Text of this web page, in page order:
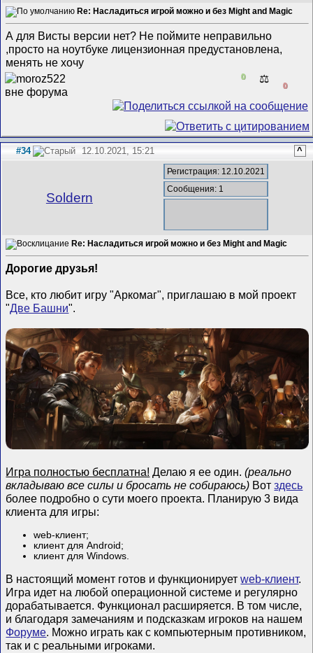
Re: Насладиться игрой можно и без Might and Magic
А для Висты версии нет? Не поймите неправильно
,просто на ноутбуке лицензионная предустановлена,
менять не хочу
0 ⚖️
0
#34 12.10.2021, 15:21 ^
Soldern
Регистрация: 12.10.2021
Сообщения: 1
Re: Насладиться игрой можно и без Might and Magic
Дорогие друзья!
Все, кто любит игру "Аркомаг", приглашаю в мой проект
"Две Башни".
Игра полностью бесплатна! Делаю я ее один.(реально
вкладываю все силы и бросать не собираюсь) Вотздесь
более подробно о сути моего проекта. Планирую 3 вида
клиента для игры:
web-клиент;
клиент для Android;
клиент для Windows.
В настоящий момент готов и функционируетweb-клиент.
Игра идет на любой операционной системе и регулярно
дорабатывается. Функционал расширяется. В том числе,
и благодаря замечаниям и подсказкам игроков на нашем
Форуме. Можно играть как с компьютерным противником,
так и с реальными игроками.